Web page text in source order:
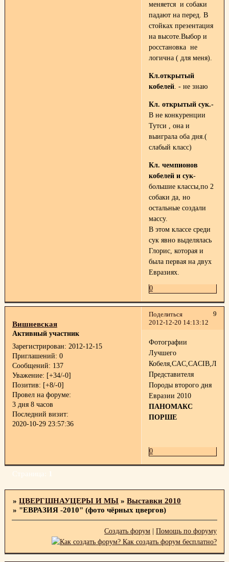
меняется и собаки
падают на перед. В
стойках презентация
на высоте.Выбор и
росстановка не
логична ( для меня).
Кл.открытый
кобелей. - не знаю
Кл. открытый сук.-
В не конкуренции
Тутси , она и
выиграла оба дня.(
слабый класс)
Кл. чемпионов
кобелей и сук-
большие классы,по 2
собаки да, но
остальные создали
массу.
В этом классе среди
сук явно выделялась
Глорис, которая и
была первая на двух
Евразиях.
0
Поделиться
9
2012-12-20 14:13:12
Вишневская
Активный участник
Зарегистрирован: 2012-12-15
Приглашений: 0
Сообщений: 137
Уважение: [+34/-0]
Позитив: [+8/-0]
Провел на форуме:
3 дня 8 часов
Последний визит:
2020-10-29 23:57:36
Фотографии
Лучшего
Представителя
Породы второго дня
Евразии 2010
ПАНОМАКС
ПОРШЕ
0
Страница: 1
»ЦВЕРГШНАУЦЕРЫ И МЫ »Выставки 2010
» "ЕВРАЗИЯ -2010" (фото чёрных цвергов)
Создать форум |Помощь по форуму